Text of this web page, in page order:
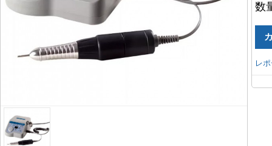
数
レ